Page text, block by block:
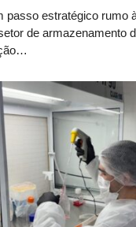
passo estratégico rumo
de armazenamento